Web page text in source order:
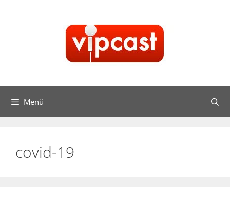
Menü
covid-19